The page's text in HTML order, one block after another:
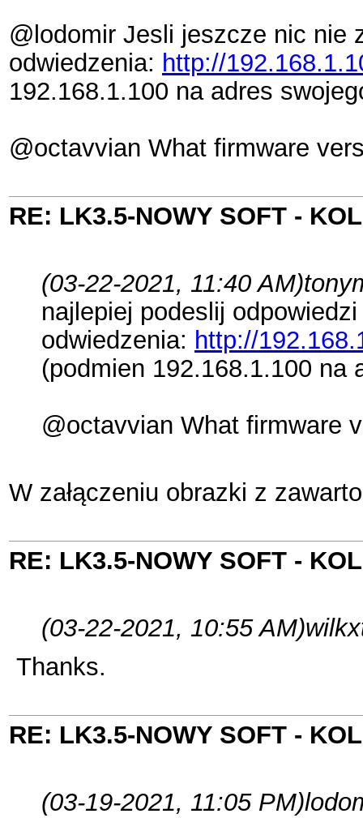
@lodomir Jesli jeszcze nic nie
odwiedzenia: http://
192.168.1.100 na adres
@octavvian What firmware
RE: LK3.5-NOWY SOFT -
(03-22-2021, 11:40 AM)
najlepiej podeslij
odwiedzenia: http://
(podmien 192.168.1.100 na
@octavvian What firmware
W załączeniu obrazki z
RE: LK3.5-NOWY SOFT -
(03-22-2021, 10:55 AM)
Thanks.
RE: LK3.5-NOWY SOFT -
(03-19-2021, 11:05 PM)